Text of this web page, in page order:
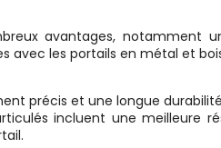
avantages, notamment
avec les portails en métal et
précis et une longue
incluent une meilleure